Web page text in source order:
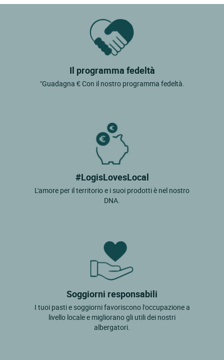
Il programma fedeltà
"Guadagna € Con il nostro programma fedeltà.
#LogisLovesLocal
L'amore per il territorio e i suoi prodotti è nel nostro
DNA.
Soggiorni responsabili
I tuoi pasti e soggiorni favoriscono l'occupazione a
livello locale e migliorano gli utili dei nostri
albergatori.